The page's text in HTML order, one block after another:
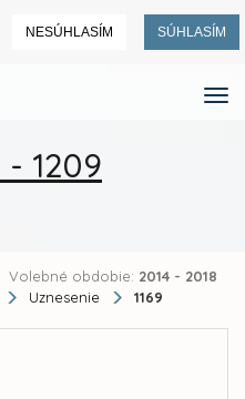
NESÚHLASÍM SÚHLASÍM
- 1209
Volebné obdobie: 2014 - 2018
Uznesenie 1169